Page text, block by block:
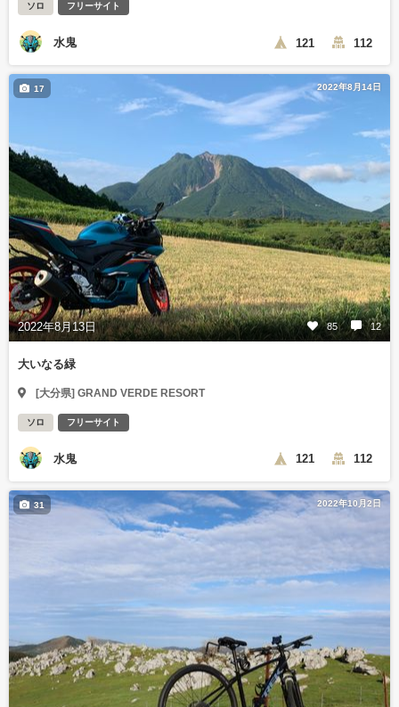
ソロ フリーサイト
水鬼 121 112
2022年8月14日
2022年8月13日 85 12
17
大いなる緑
[大分県] GRAND VERDE RESORT
ソロ フリーサイト
水鬼 121 112
2022年10月2日
31